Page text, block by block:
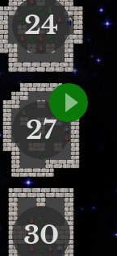
24
27
30